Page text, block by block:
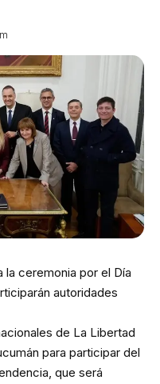
la ceremonia por el Día
autoridades
de La Libertad
para participar del
que será